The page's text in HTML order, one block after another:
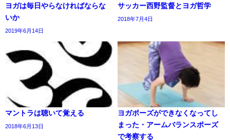
ヨガは毎日やらなければならな
いか
2019年6月14日
サッカー西野監督とヨガ哲学
2018年7月4日
マントラは聴いて覚える
2018年6月13日
ヨガポーズができなくなってし
まった・アームバランスポーズ
で考察する